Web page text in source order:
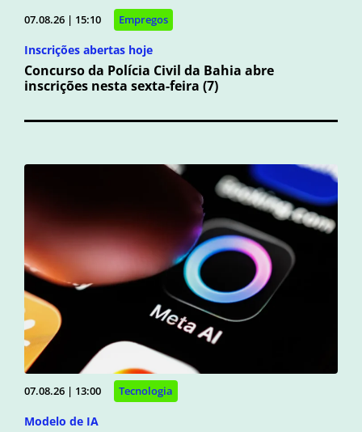
07.08.26 | 15:10 Empregos
Inscrições abertas hoje
Concurso da Polícia Civil da Bahia abre
inscrições nesta sexta-feira (7)
07.08.26 | 13:00 Tecnologia
Modelo de IA